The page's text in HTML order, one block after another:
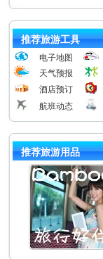
推荐旅游工具
电子地图
天气预报
酒店预订
航班动态
推荐旅游用品